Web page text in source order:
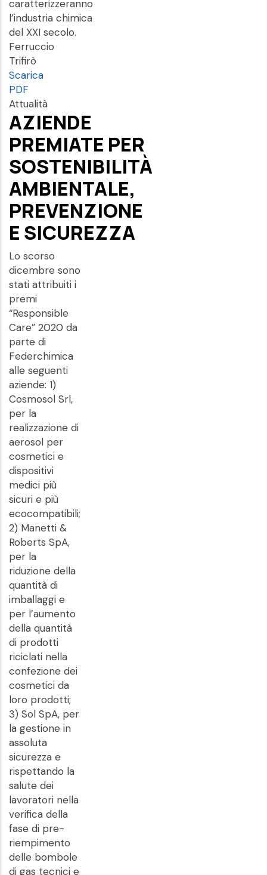
caratterizzeranno
l’industria chimica
del XXI secolo.
Ferruccio
Trifirò
Scarica
PDF
Attualità
AZIENDE
PREMIATE PER
SOSTENIBILITÀ
AMBIENTALE,
PREVENZIONE
E SICUREZZA
Lo scorso
dicembre sono
stati attribuiti i
premi
“Responsible
Care” 2020 da
parte di
Federchimica
alle seguenti
aziende: 1)
Cosmosol Srl,
per la
realizzazione di
aerosol per
cosmetici e
dispositivi
medici più
sicuri e più
ecocompatibili;
2) Manetti &
Roberts SpA,
per la
riduzione della
quantità di
imballaggi e
per l’aumento
della quantità
di prodotti
riciclati nella
confezione dei
cosmetici da
loro prodotti;
3) Sol SpA, per
la gestione in
assoluta
sicurezza e
rispettando la
salute dei
lavoratori nella
verifica della
fase di pre-
riempimento
delle bombole
di gas tecnici e